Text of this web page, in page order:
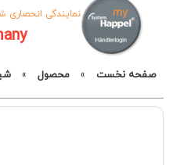
نمایندگی انحصاری
صفحه نخست » محصول »